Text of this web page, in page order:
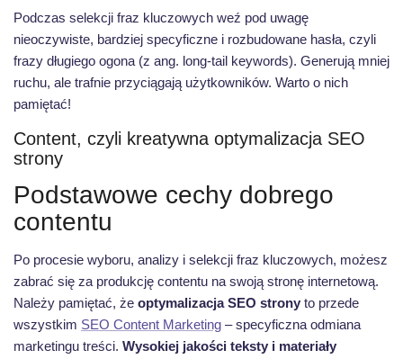
Podczas selekcji fraz kluczowych weź pod uwagę
nieoczywiste, bardziej specyficzne i rozbudowane hasła, czyli
frazy długiego ogona (z ang. long-tail keywords). Generują mniej
ruchu, ale trafnie przyciągają użytkowników. Warto o nich
pamiętać!
Content, czyli kreatywna optymalizacja SEO
strony
Podstawowe cechy dobrego
contentu
Po procesie wyboru, analizy i selekcji fraz kluczowych, możesz
zabrać się za produkcję contentu na swoją stronę internetową.
Należy pamiętać, że optymalizacja SEO strony to przede
wszystkim SEO Content Marketing – specyficzna odmiana
marketingu treści. Wysokiej jakości teksty i materiały